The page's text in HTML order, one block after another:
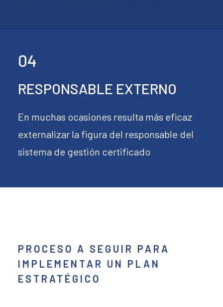
04
RESPONSABLE EXTERNO
En muchas ocasiones resulta más eficaz
externalizar la figura del responsable del
sistema de gestión certificado
PROCESO A SEGUIR PARA
IMPLEMENTAR UN PLAN
ESTRATÉGICO